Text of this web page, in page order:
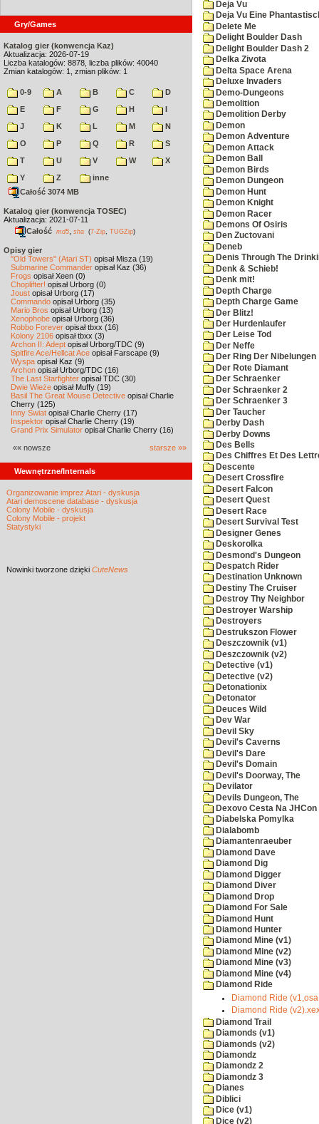
Gry/Games
Katalog gier (konwencja Kaz)
Aktualizacja: 2026-07-19
Liczba katalogów: 8878, liczba plików: 40040
Zmian katalogów: 1, zmian plików: 1
0-9 A B C
D
E
F G H
I
J
K L M
N
O
P Q R
S
T
U V W
X
Y
Z
inne
Całość 3074 MB
Katalog gier (konwencja TOSEC)
Aktualizacja: 2021-07-11
Całość md5 sha (7-Zip TUGZip)
Opisy gier
"Old Towers" (Atari ST) opisał Misza (19)
Submarine Commander opisał Kaz (36)
Frogs opisał Xeen (0)
Choplifter! opisał Urborg (0)
Joust opisał Urborg (17)
Commando opisał Urborg (35)
Mario Bros opisał Urborg (13)
Xenophobe opisał Urborg (36)
Robbo Forever opisał tbxx (16)
Kolony 2106 opisał tbxx (3)
Archon II: Adept opisał Urborg/TDC (9)
Spitfire Ace/Hellcat Ace opisał Farscape (9)
Wyspa opisał Kaz (9)
Archon opisał Urborg/TDC (16)
The Last Starfighter opisał TDC (30)
Dwie Wieże opisał Muffy (19)
Basil The Great Mouse Detective opisał Charlie
Cherry (125)
Inny Świat opisał Charlie Cherry (17)
Inspektor opisał Charlie Cherry (19)
Grand Prix Simulator opisał Charlie Cherry (16)
«« nowsze starsze »»
Wewnętrzne/Internals
Organizowanie imprez Atari - dyskusja
Atari demoscene database - dyskusja
Colony Mobile - dyskusja
Colony Mobile - projekt
Statystyki
Nowinki tworzone dzięki CuteNews
Deja Vu
Deja Vu Eine
Delete Me
Delight Boulder Dash
Delight Boulder Dash 2
Delka Zivota
Delta Space Arena
Deluxe Invaders
Demo-Dungeons
Demolition
Demolition Derby
Demon
Demon Adventure
Demon Attack
Demon Ball
Demon Birds
Demon Dungeon
Demon Hunt
Demon Knight
Demon Racer
Demons Of Osiris
Den Zuctovani
Deneb
Denis Through The
Denk & Schieb!
Denk mit!
Depth Charge
Depth Charge Game
Der Blitz!
Der Hurdenlaufer
Der Leise Tod
Der Neffe
Der Ring Der Nibelungen
Der Rote Diamant
Der Schraenker
Der Schraenker 2
Der Schraenker 3
Der Taucher
Derby Dash
Derby Downs
Des Bells
Des Chiffres Et Des
Descente
Desert Crossfire
Desert Falcon
Desert Quest
Desert Race
Desert Survival Test
Designer Genes
Deskorolka
Desmond's Dungeon
Despatch Rider
Destination Unknown
Destiny The Cruiser
Destroy Thy Neighbor
Destroyer Warship
Destroyers
Destrukszon Flower
Deszczownik (v1)
Deszczownik (v2)
Detective (v1)
Detective (v2)
Detonationix
Detonator
Deuces Wild
Dev War
Devil Sky
Devil's Caverns
Devil's Dare
Devil's Domain
Devil's Doorway, The
Devilator
Devils Dungeon, The
Dexovo Cesta Na JHCon
Diabelska Pomylka
Dialabomb
Diamantenraeuber
Diamond Dave
Diamond Dig
Diamond Digger
Diamond Diver
Diamond Drop
Diamond For Sale
Diamond Hunt
Diamond Hunter
Diamond Mine (v1)
Diamond Mine (v2)
Diamond Mine (v3)
Diamond Mine (v4)
Diamond Ride
Diamond Ride
Diamond Ride
Diamond Trail
Diamonds (v1)
Diamonds (v2)
Diamondz
Diamondz 2
Diamondz 3
Dianes
Diblici
Dice (v1)
Dice (v2)